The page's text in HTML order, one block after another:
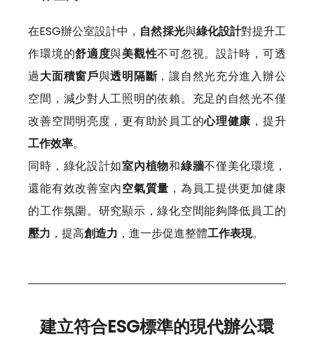
在ESG辦公室設計中， 自然採光與綠化設計對提升工
作環境的舒適度與美觀性不可忽視。設計時，可透
過大面積窗戶與透明隔斷，讓自然光充分進入辦公
空間，減少對人工照明的依賴。充足的自然光不僅
改善空間明亮度，更有助於員工的心理健康 ，提升
工作效率。
同時，綠化設計如室內植物和綠牆不僅美化環境，
還能有效改善室內空氣質量 ，為員工提供更加健康
的工作氛圍。研究顯示，綠化空間能夠降低員工的
壓力 ，提高創造力 ，進一步促進整體工作表現。
建立符合ESG標準的現代辦公環